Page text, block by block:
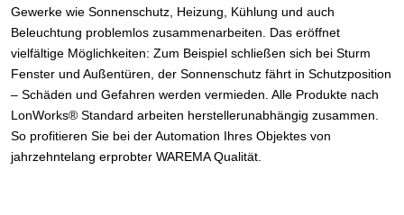
Gewerke wie Sonnenschutz, Heizung, Kühlung und auch
Beleuchtung problemlos zusammenarbeiten. Das eröffnet
vielfältige Möglichkeiten: Zum Beispiel schließen sich bei Sturm
Fenster und Außentüren, der Sonnenschutz fährt in Schutzposition
– Schäden und Gefahren werden vermieden. Alle Produkte nach
LonWorks® Standard arbeiten herstellerunabhängig zusammen.
So profitieren Sie bei der Automation Ihres Objektes von
jahrzehntelang erprobter WAREMA Qualität.